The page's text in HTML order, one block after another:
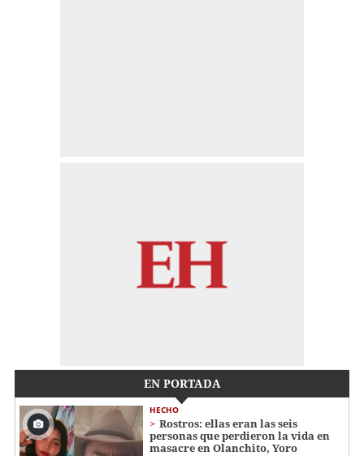
EN PORTADA
HECHO
Rostros: ellas eran las seis
personas que perdieron la vida en
masacre en Olanchito, Yoro